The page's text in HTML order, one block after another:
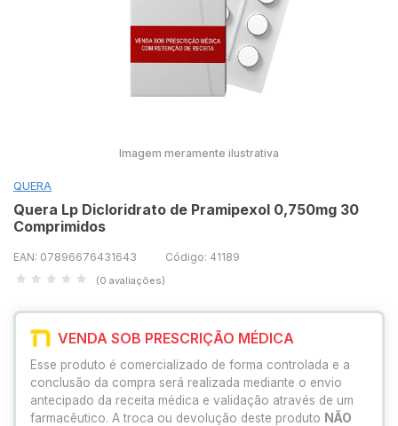
Imagem meramente ilustrativa
QUERA
Quera Lp Dicloridrato de Pramipexol 0,750mg 30
Comprimidos
EAN: 07896676431643 Código: 41189
(0 avaliações)
VENDA SOB PRESCRIÇÃO MÉDICA
Esse produto é comercializado de forma controlada e a
conclusão da compra será realizada mediante o envio
antecipado da receita médica e validação através de um
farmacêutico. A troca ou devolução deste produto NÃO